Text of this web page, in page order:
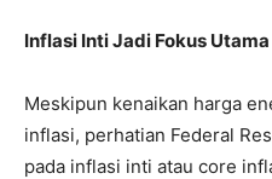
Inflasi Inti Jadi Fokus Utama
Meskipun kenaikan harga
inflasi, perhatian Federal
pada inflasi inti atau core